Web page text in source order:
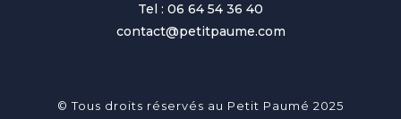
Tel : 06 64 54 36 40
contact@petitpaume.com
© Tous droits réservés au Petit Paumé 2025